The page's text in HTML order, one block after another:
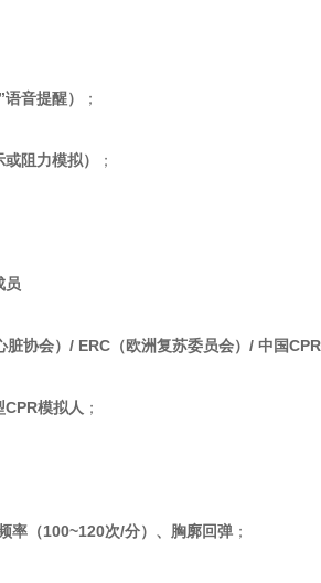
音提醒）​ ​；
阻力模拟）​ ​；
员​
脏协会）/ ERC（欧洲复苏委员会）/ 中国
模拟人​ ​；
率（100~120次/分）、胸廓回弹​ ​；